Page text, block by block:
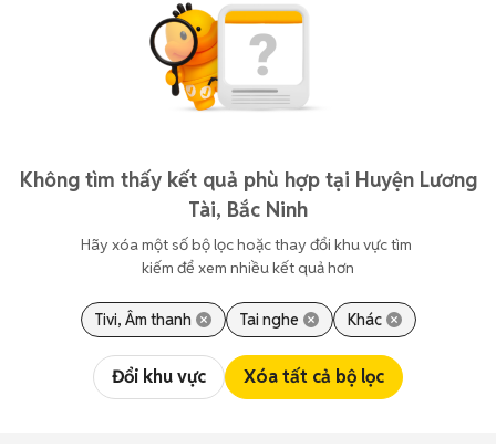
Không tìm thấy kết quả phù hợp tại Huyện Lương
Tài, Bắc Ninh
Hãy xóa một số bộ lọc hoặc thay đổi khu vực tìm
kiếm để xem nhiều kết quả hơn
Tivi, Âm thanh Tai nghe Khác
Đổi khu vực Xóa tất cả bộ lọc